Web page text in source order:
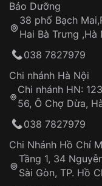
Thời gian
công
Hotline: 0585 215
Từ khóa SEO:
Sản phẩm
Tự ý
thống
Đảm bảo
Đồng hành
trình sử dụng
Bảo Dưỡng
38 phố Bạch
Hai Bà Trưng ,Hà
038 7827979
Chi nhánh Hà Nội
Chi nhánh HN:
56, Ô Chợ Dừa,
038 7827979
Chi Nhánh Hồ Chí
Tầng 1, 34
Sài Gòn, TP. Hồ